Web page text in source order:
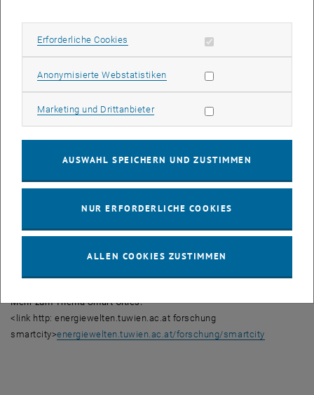
1040 Wien
Thomas Bednar, Schahram Dustdar, Kurt Hofstetter
Thomas Madreiter
Mehr zum Thema Smart Cities:
<link http: energiewelten.tuwien.ac.at forschung
smartcity>energiewelten.tuwien.ac.at/forschung/smartcity
Erforderliche Cookies Erforderliche Cookies zulassen
Anonymisierte WebstatistikenStatistik Cookies zulassen
Marketing und DrittanbieterMarketing Cookies zulassen
AUSWAHL SPEICHERN UND ZUSTIMMEN
NUR ERFORDERLICHE COOKIES
ALLEN COOKIES ZUSTIMMEN